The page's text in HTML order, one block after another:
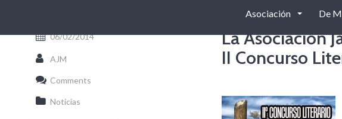
Asociación De
La Asociación
II Concurso
06/02/2014
AJM
Comments
Noticias